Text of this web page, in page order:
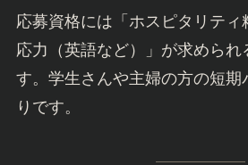
応募資格には「ホスピタリティ
応力（英語など）」が求められ
す。学生さんや主婦の方の短期
りです。